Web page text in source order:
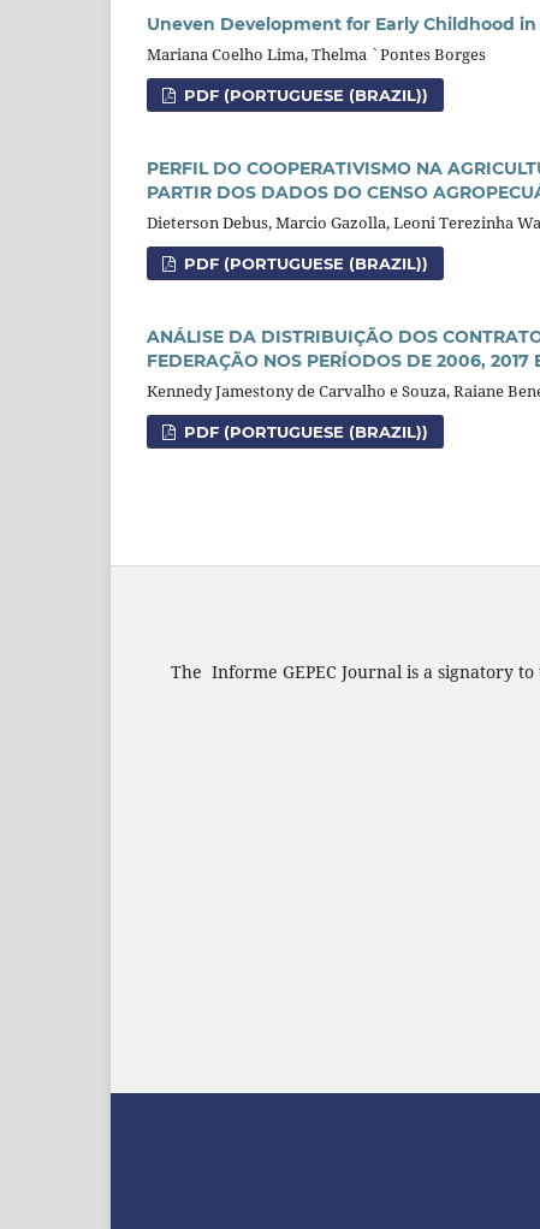
Uneven Development for Early Childhood
Mariana Coelho Lima, Thelma `Pontes Borges
PDF (PORTUGUESE (BRAZIL))
PERFIL DO COOPERATIVISMO NA
PARTIR DOS DADOS DO CENSO
Dieterson Debus, Marcio Gazolla, Leoni Terezinha
PDF (PORTUGUESE (BRAZIL))
ANÁLISE DA DISTRIBUIÇÃO DOS
FEDERAÇÃO NOS PERÍODOS DE 2006, 2017
Kennedy Jamestony de Carvalho e Souza, Raiane
PDF (PORTUGUESE (BRAZIL))
The Informe GEPEC Journal is a signatory